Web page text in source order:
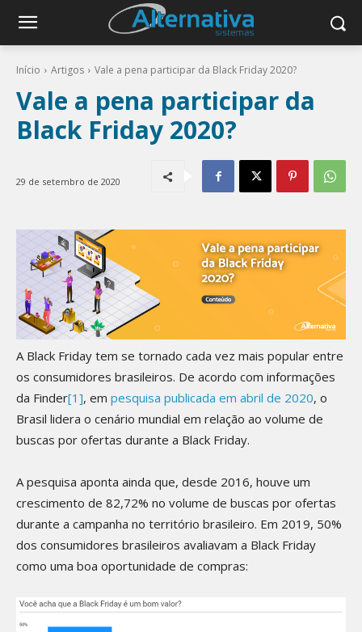
Início Artigos Vale a pena participar da Black Friday 2020?
Vale a pena participar da
Black Friday 2020?
29 de setembro de 2020
A Black Friday tem se tornado cada vez mais popular entre
os consumidores brasileiros. De acordo com informações
da Finder[1], em pesquisa publicada em abril de 2020, o
Brasil lidera o cenário mundial em relação ao volume de
buscas por ofertas durante a Black Friday.
A pesquisa aponta ainda que, desde 2016, houve um
crescimento de 82,72% no volume de buscas por ofertas
durante a campanha no território brasileiro. Em 2019, 50%
dos consumidores brasileiros avaliavam a Black Friday
como uma boa oportunidade de compras: